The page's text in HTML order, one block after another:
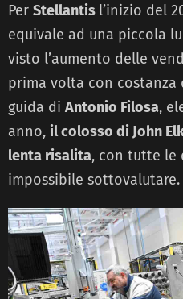
Per Stellantis l’inizio del
equivale ad una piccola
visto l’aumento delle
prima volta con
guida di Antonio Filosa,
anno, il colosso di John
lenta risalita, con tutte le
impossibile sottovalutare.